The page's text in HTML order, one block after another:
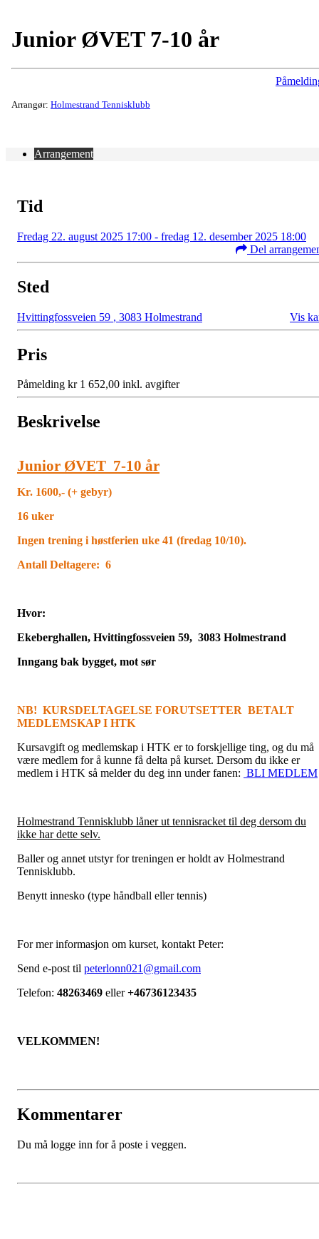
Junior ØVET 7-10 år
Arrangør: Holmestrand Tennisklubb
Arrangement
Tid
Fredag 22. august 2025 17:00 - fredag 12. desember 2025 18:00
Del
Sted
Hvittingfossveien 59 , 3083 Holmestrand Vis
Pris
Påmelding kr 1 652,00 inkl. avgifter
Beskrivelse
Junior ØVET 7-10 år
Kr. 1600,- (+ gebyr)
16 uker
Ingen trening i høstferien uke 41 (fredag 10/10).
Antall Deltagere: 6
Hvor:
Ekeberghallen, Hvittingfossveien 59, 3083 Holmestrand
Inngang bak bygget, mot sør
NB! KURSDELTAGELSE FORUTSETTER BETALT
MEDLEMSKAP I HTK
Kursavgift og medlemskap i HTK er to forskjellige ting, og du må
være medlem for å kunne få delta på kurset. Dersom du ikke er
medlem i HTK så melder du deg inn under fanen: BLI MEDLEM
Holmestrand Tennisklubb låner ut tennisracket til deg dersom du
ikke har dette selv.
Baller og annet utstyr for treningen er holdt av Holmestrand
Tennisklubb.
Benytt innesko (type håndball eller tennis)
For mer informasjon om kurset, kontakt Peter:
Send e-post til peterlonn021@gmail.com
Telefon: 48263469 eller+46736123435
VELKOMMEN!
Kommentarer
Du må logge inn for å poste i veggen.